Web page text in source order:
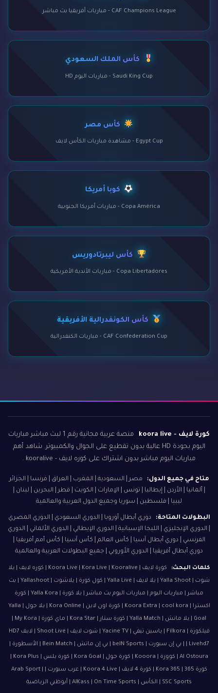
CAF Champions League - مباريات أفريقيا بث مباشر
كأس الملك السعودي
Saudi King Cup - مباريات اليوم HD
كأس مصر
Egypt Cup - مشاهدة مباريات الكأس لايف
كوبا أمريكا
Copa América - مباريات أمريكا الجنوبية
كأس ليبرتادوريس
Copa Libertadores - مباريات الأندية الأمريكية
كأس الكونفدرالية الأفريقية
CAF Confederation Cup - مباريات الكنفدرالية
كورة لايف - koora live
منصة عربية مجانية رقم 1 لبث مباشر مباريات
اليوم بجودة HD عالية بدون تقطيع على الجوال والكمبيوتر. شاهد أهم
مباريات اليوم مباشر بدون اشتراك على كوره لايف - kooralive .
متاح في جميع الدول:
مصر | السعودية | المغرب | العراق | فرنسا | الجزائر
| ألمانيا | الأردن | إيطاليا | تونس | الإمارات | الكويت | قطر | البحرين | لبنان |
ليبيا | فلسطين | سوريا وجميع الدول العربية والعالمية
البطولات المتاحة:
دوري أبطال أوروبا | الدوري السعودي | الدوري المصري
| الدوري الإنجليزي | الليجا الإسبانية | الدوري الإيطالي | الدوري الألماني | الدوري
الفرنسي | دوري أبطال آسيا | كأس العالم | كأس آسيا | كأس أمم أفريقيا |
دوري أبطال أفريقيا | الدوري الأوروبي | جميع البطولات العربية والعالمية
كلمات البحث:
كورة لايف | Koora Live | Kora Live | Kooralive | كوره لايف | يلا
شوت | Yalla Shoot | يلا لايف | Yalla Live | كول كورة | يلاشوت | Yallashoot | بث
مباشر | مباريات اليوم | مباريات اليوم بث مباشر | يلا كورة | Yalla Kora | كورة
اكسترا | Koora Extra | cool kora | كورة اون لاين | Kora Online | يلا جول | Yalla
فيلكورة | Filkora | ياسين تيفي | Yacine TV | شوت لايف | Shoot Live | لايف HD7
| Livehd7 | بي إن سبورت | beIN Sports | بي إن ماتش | Bein Match | الأسطورة |
كورة 365 | Kora 365 | كورة 4 لايف | Koora 4 Live | عرب سبورت | Arab Sport |
SSC Sports | الكأس | AlKass | On Time Sports | أبوظبي الرياضية